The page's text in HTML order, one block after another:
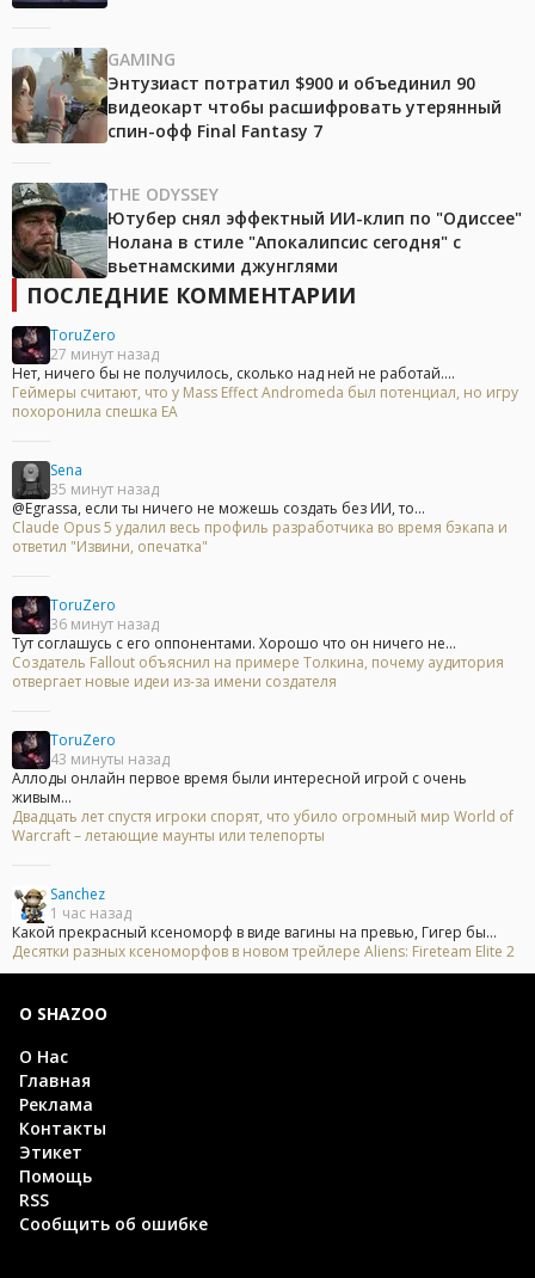
GAMING
Энтузиаст потратил $900 и объединил 90
видеокарт чтобы расшифровать утерянный
спин-офф Final Fantasy 7
THE ODYSSEY
Ютубер снял эффектный ИИ-клип по "Одиссее"
Нолана в стиле "Апокалипсис сегодня" с
вьетнамскими джунглями
ПОСЛЕДНИЕ КОММЕНТАРИИ
ToruZero
27 минут назад
Нет, ничего бы не получилось, сколько над ней не работай....
Геймеры считают, что у Mass Effect Andromeda был потенциал, но игру
похоронила спешка EA
Sena
35 минут назад
@Egrassa, если ты ничего не можешь создать без ИИ, то...
Claude Opus 5 удалил весь профиль разработчика во время бэкапа и
ответил "Извини, опечатка"
ToruZero
36 минут назад
Тут соглашусь с его оппонентами. Хорошо что он ничего не...
Создатель Fallout объяснил на примере Толкина, почему аудитория
отвергает новые идеи из-за имени создателя
ToruZero
43 минуты назад
Аллоды онлайн первое время были интересной игрой с очень
живым...
Двадцать лет спустя игроки спорят, что убило огромный мир World of
Warcraft – летающие маунты или телепорты
Sanchez
1 час назад
Какой прекрасный ксеноморф в виде вагины на превью, Гигер бы...
Десятки разных ксеноморфов в новом трейлере Aliens: Fireteam Elite 2
О SHAZOO
О Нас
Главная
Реклама
Контакты
Этикет
Помощь
RSS
Сообщить об ошибке